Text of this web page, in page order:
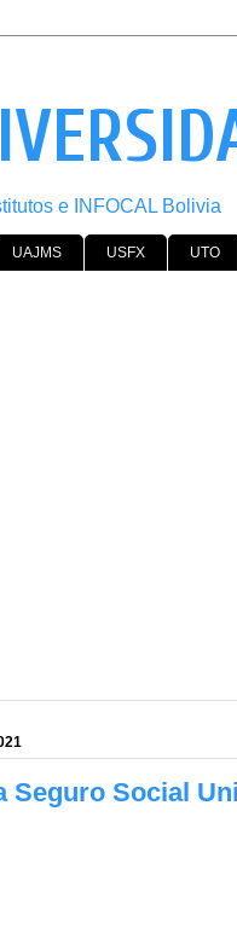
e INFOCAL Bolivia
UAJMS USFX UTO
Seguro Social